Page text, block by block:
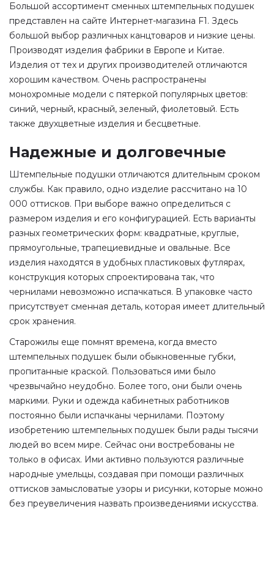
Большой ассортимент сменных штемпельных подушек
представлен на сайте Интернет-магазина F1. Здесь
большой выбор различных канцтоваров и низкие цены.
Производят изделия фабрики в Европе и Китае.
Изделия от тех и других производителей отличаются
хорошим качеством. Очень распространены
монохромные модели с пятеркой популярных цветов:
синий, черный, красный, зеленый, фиолетовый. Есть
также двухцветные изделия и бесцветные.
Надежные и долговечные
Штемпельные подушки отличаются длительным сроком
службы. Как правило, одно изделие рассчитано на 10
000 оттисков. При выборе важно определиться с
размером изделия и его конфигурацией. Есть варианты
разных геометрических форм: квадратные, круглые,
прямоугольные, трапециевидные и овальные. Все
изделия находятся в удобных пластиковых футлярах,
конструкция которых спроектирована так, что
чернилами невозможно испачкаться. В упаковке часто
присутствует сменная деталь, которая имеет длительный
срок хранения.
Старожилы еще помнят времена, когда вместо
штемпельных подушек были обыкновенные губки,
пропитанные краской. Пользоваться ими было
чрезвычайно неудобно. Более того, они были очень
маркими. Руки и одежда кабинетных работников
постоянно были испачканы чернилами. Поэтому
изобретению штемпельных подушек были рады тысячи
людей во всем мире. Сейчас они востребованы не
только в офисах. Ими активно пользуются различные
народные умельцы, создавая при помощи различных
оттисков замысловатые узоры и рисунки, которые можно
без преувеличения назвать произведениями искусства.